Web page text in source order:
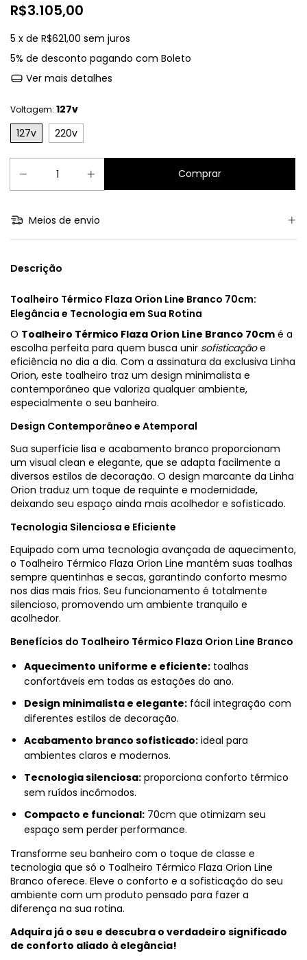
R$3.105,00
5 x de R$621,00 sem juros
5% de desconto pagando com Boleto
Ver mais detalhes
Voltagem: 127v
127v
220v
Meios de envio
Descrição
Toalheiro Térmico Flaza Orion Line Branco 70cm:
Elegância e Tecnologia em Sua Rotina
O Toalheiro Térmico Flaza Orion Line Branco 70cm é a
escolha perfeita para quem busca unir sofisticaçãoe
eficiência no dia a dia. Com a assinatura da exclusiva Linha
Orion, este toalheiro traz um design minimalista e
contemporâneo que valoriza qualquer ambiente,
especialmente o seu banheiro.
Design Contemporâneo e Atemporal
Sua superfície lisa e acabamento branco proporcionam
um visual clean e elegante, que se adapta facilmente a
diversos estilos de decoração. O design marcante da Linha
Orion traduz um toque de requinte e modernidade,
deixando seu espaço ainda mais acolhedor e sofisticado.
Tecnologia Silenciosa e Eficiente
Equipado com uma tecnologia avançada de aquecimento,
o Toalheiro Térmico Flaza Orion Line mantém suas toalhas
sempre quentinhas e secas, garantindo conforto mesmo
nos dias mais frios. Seu funcionamento é totalmente
silencioso, promovendo um ambiente tranquilo e
acolhedor.
Benefícios do Toalheiro Térmico Flaza Orion Line Branco
Aquecimento uniforme e eficiente: toalhas
confortáveis em todas as estações do ano.
Design minimalista e elegante: fácil integração com
diferentes estilos de decoração.
Acabamento branco sofisticado: ideal para
ambientes claros e modernos.
Tecnologia silenciosa: proporciona conforto térmico
sem ruídos incômodos.
Compacto e funcional: 70cm que otimizam seu
espaço sem perder performance.
Transforme seu banheiro com o toque de classe e
tecnologia que só o Toalheiro Térmico Flaza Orion Line
Branco oferece. Eleve o conforto e a sofisticação do seu
ambiente com um produto pensado para fazer a
diferença na sua rotina.
Adquira já o seu e descubra o verdadeiro significado
de conforto aliado à elegância!